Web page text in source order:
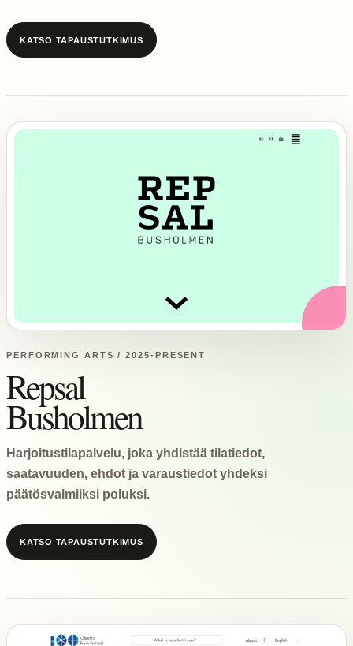
KATSO TAPAUSTUTKIMUS
PERFORMING ARTS / 2025-PRESENT
Repsal
Busholmen
Harjoitustilapalvelu, joka yhdistää tilatiedot,
saatavuuden, ehdot ja varaustiedot yhdeksi
päätösvalmiiksi poluksi.
KATSO TAPAUSTUTKIMUS